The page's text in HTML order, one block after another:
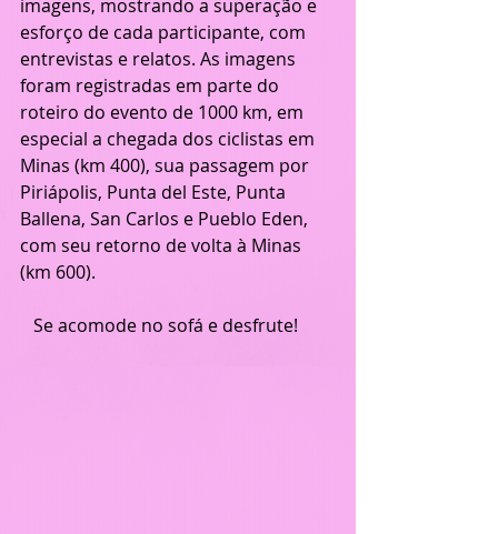
imagens, mostrando a superação e
esforço de cada participante, com
entrevistas e relatos. As imagens
foram registradas em parte do
roteiro do evento de 1000 km, em
especial a chegada dos ciclistas em
Minas (km 400), sua passagem por
Piriápolis, Punta del Este, Punta
Ballena, San Carlos e Pueblo Eden,
com seu retorno de volta à Minas
(km 600).
   Se acomode no sofá e desfrute!